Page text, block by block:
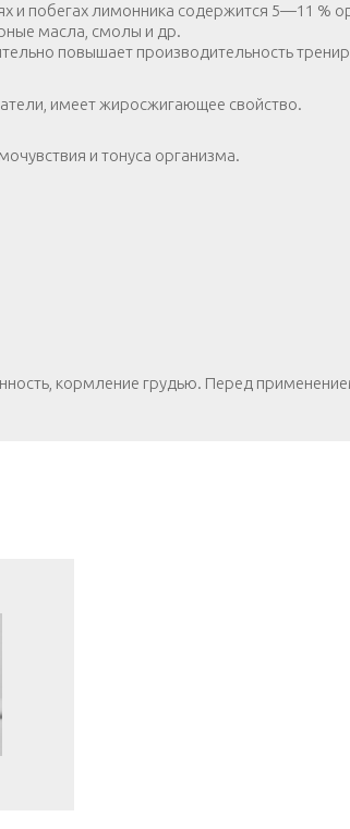
и побегах лимонника содержится 5—11 %
масла, смолы и др.
повышает производительность
имеет жиросжигающее свойство.
и тонуса организма.
кормление грудью. Перед